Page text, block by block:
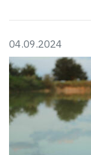
04.09.2024